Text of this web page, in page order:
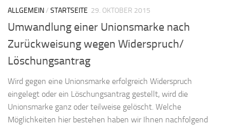
ALLGEMEIN/ STARTSEITE 29. OKTOBER 2015
Umwandlung einer Unionsmarke nach
Zurückweisung wegen Widerspruch/
Löschungsantrag
Wird gegen eine Unionsmarke erfolgreich Widerspruch
eingelegt oder ein Löschungsantrag gestellt, wird die
Unionsmarke ganz oder teilweise gelöscht. Welche
Möglichkeiten hier bestehen haben wir Ihnen nachfolgend